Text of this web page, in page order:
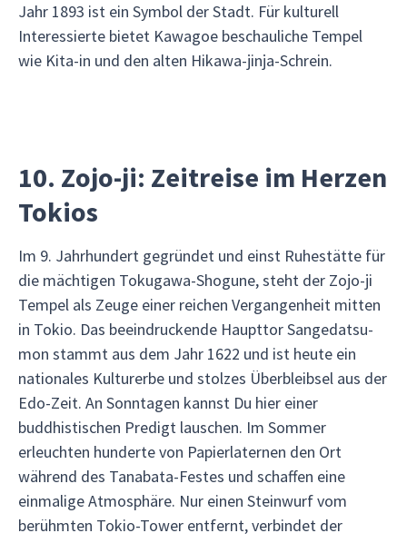
Jahr 1893 ist ein Symbol der Stadt. Für kulturell
Interessierte bietet Kawagoe beschauliche Tempel
wie Kita-in und den alten Hikawa-jinja-Schrein.
10. Zojo-ji: Zeitreise im Herzen
Tokios
Im 9. Jahrhundert gegründet und einst Ruhestätte für
die mächtigen Tokugawa-Shogune, steht der Zojo-ji
Tempel als Zeuge einer reichen Vergangenheit mitten
in Tokio. Das beeindruckende Haupttor Sangedatsu-
mon stammt aus dem Jahr 1622 und ist heute ein
nationales Kulturerbe und stolzes Überbleibsel aus der
Edo-Zeit. An Sonntagen kannst Du hier einer
buddhistischen Predigt lauschen. Im Sommer
erleuchten hunderte von Papierlaternen den Ort
während des Tanabata-Festes und schaffen eine
einmalige Atmosphäre. Nur einen Steinwurf vom
berühmten Tokio-Tower entfernt, verbindet der